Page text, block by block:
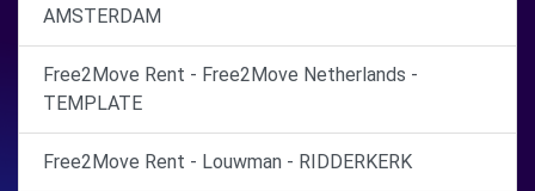
AMSTERDAM
Free2Move Rent - Free2Move Netherlands -
TEMPLATE
Free2Move Rent - Louwman - RIDDERKERK